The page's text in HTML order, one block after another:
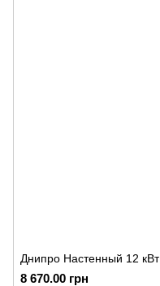
Днипро Настенный 12 кВт
8 670.00 грн